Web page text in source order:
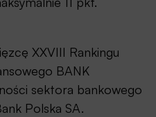
XXVIII Rankingu
BANK
sektora bankowego
Polska SA.